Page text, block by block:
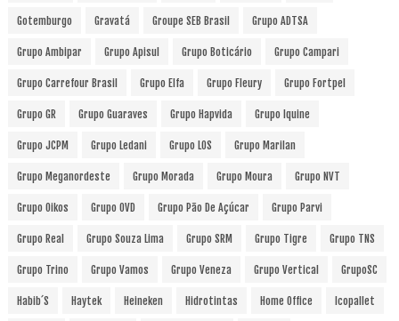
Gotemburgo Gravatá Groupe SEB Brasil Grupo ADTSA
Grupo Ambipar Grupo Apisul Grupo Boticário Grupo Campari
Grupo Carrefour Brasil Grupo Elfa Grupo Fleury Grupo Fortpel
Grupo GR Grupo Guaraves Grupo Hapvida Grupo Iquine
Grupo JCPM Grupo Ledani Grupo LOS Grupo Marilan
Grupo Meganordeste Grupo Morada Grupo Moura Grupo NVT
Grupo Oikos Grupo OVD Grupo Pão De Açúcar Grupo Parvi
Grupo Real Grupo Souza Lima Grupo SRM Grupo Tigre Grupo TNS
Grupo Trino Grupo Vamos Grupo Veneza Grupo Vertical GrupoSC
Habib´s Haytek Heineken Hidrotintas Home Office Icopallet